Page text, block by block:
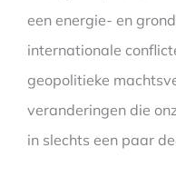
een energie- en
internationale
geopolitieke
veranderingen die
in slechts een paar